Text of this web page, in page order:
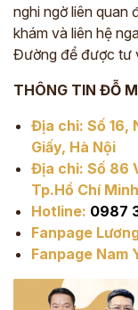
nghi ngờ liên quan
khám và liên hệ
Đường để được tư
THÔNG TIN ĐỖ
Địa chỉ: Số 16,
Giấy, Hà Nội
Địa chỉ: Số 86
Tp.Hồ Chí Minh
Hotline: 0987
Fanpage
Fanpage Nam